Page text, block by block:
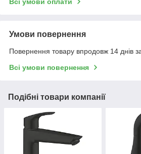
Всі умови оплати
Умови повернення
Повернення товару впродовж 14 днів
Всі умови повернення
Подібні товари компанії